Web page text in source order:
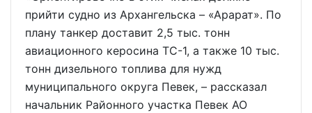
прийти судно из Архангельска – «Арарат». По
плану танкер доставит 2,5 тыс. тонн
авиационного керосина ТС-1, а также 10 тыс.
тонн дизельного топлива для нужд
муниципального округа Певек, – рассказал
начальник Районного участка Певек АО